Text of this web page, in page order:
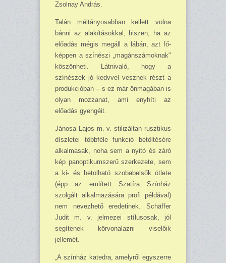
Zsolnay András.
Talán méltányosabban kel­lett volna
bánni az alakítá­sokkal, hiszen, ha az
előadás mégis megáll a lábán, azt fő­
képpen a színészi „magán­számoknak"
köszönheti. Lát­nivaló, hogy a
színészek jó kedvvel vesznek részt a
pro­dukcióban – s ez már önma­gában is
olyan mozzanat, ami enyhíti az
előadás gyengéit.
Jánosa Lajos m. v. stilizál­tan rusztikus
díszletei több­féle funkció betöltésére
al­kalmasak, noha sem a nyitó és záró
kép panoptikumszerű szerkezete, sem
a ki- és be­tolható szobabelsők ötlete
(épp az említett Szatíra Szín­ház
szolgált alkalmazására profi példával)
nem nevezhe­tő eredetinek. Schäffer
Judit m. v. jelmezei stílusosak, jól
segítenek körvonalazni vise­lőik
jellemét.
„A színház katedra, amely­ről egyszerre